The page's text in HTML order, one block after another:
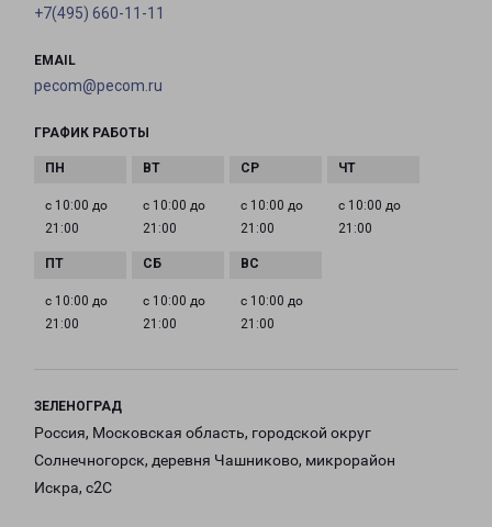
+7(495) 660-11-11
EMAIL
pecom@pecom.ru
ГРАФИК РАБОТЫ
с 10:00 до
21:00
с 10:00 до
21:00
с 10:00 до
21:00
с 10:00 до
21:00
с 10:00 до
21:00
с 10:00 до
21:00
с 10:00 до
21:00
ЗЕЛЕНОГРАД
Россия, Московская область, городской округ
Солнечногорск, деревня Чашниково, микрорайон
Искра, с2С